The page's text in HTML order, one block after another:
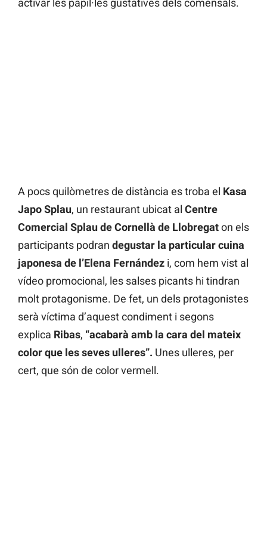
activar les papil·les gustatives dels comensals.
A pocs quilòmetres de distància es troba el Kasa
Japo Splau, un restaurant ubicat al Centre
Comercial Splau de Cornellà de Llobregaton els
participants podran degustar la particular cuina
japonesa de l’Elena Fernández i, com hem vist al
vídeo promocional, les salses picants hi tindran
molt protagonisme. De fet, un dels protagonistes
serà víctima d’aquest condiment i segons
explica Ribas, “acabarà amb la cara del mateix
color que les seves ulleres”. Unes ulleres, per
cert, que són de color vermell.